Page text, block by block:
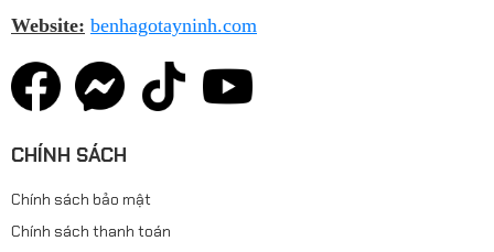
Website: benhagotayninh.com
CHÍNH SÁCH
Chính sách bảo mật
Chính sách thanh toán